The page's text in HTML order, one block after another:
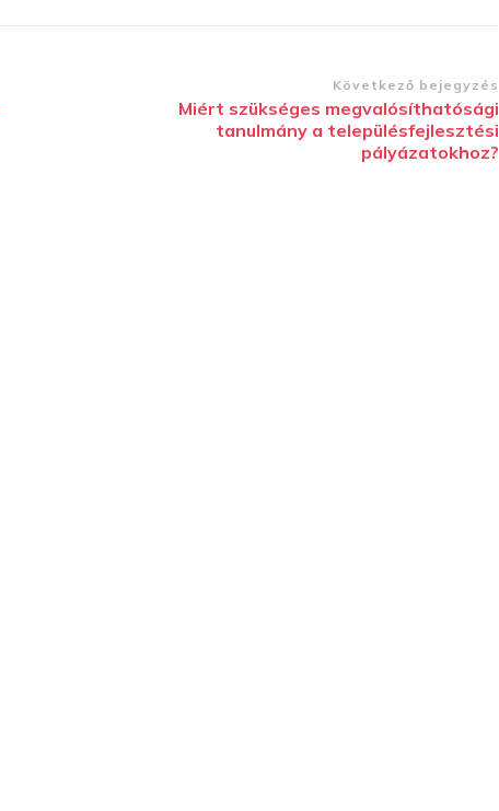
Következő bejegyzés
Miért szükséges megvalósíthatósági
tanulmány a településfejlesztési
pályázatokhoz?